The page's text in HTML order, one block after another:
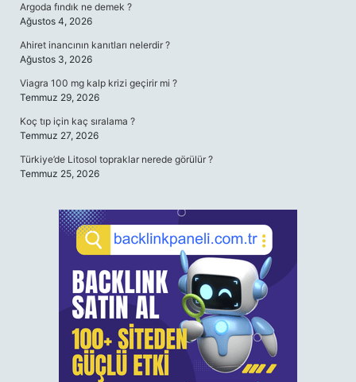
Argoda fındık ne demek ?
Ağustos 4, 2026
Ahiret inancının kanıtları nelerdir ?
Ağustos 3, 2026
Viagra 100 mg kalp krizi geçirir mi ?
Temmuz 29, 2026
Koç tıp için kaç sıralama ?
Temmuz 27, 2026
Türkiye’de Litosol topraklar nerede görülür ?
Temmuz 25, 2026